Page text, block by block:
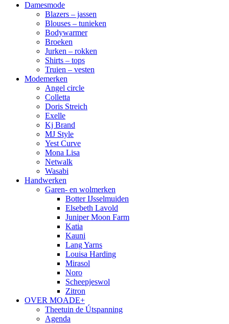
Damesmode
Blazers – jassen
Blouses – tunieken
Bodywarmer
Broeken
Jurken – rokken
Shirts – tops
Truien – vesten
Modemerken
Angel circle
Colletta
Doris Streich
Exelle
Kj Brand
MJ Style
Yest Curve
Mona Lisa
Netwalk
Wasabi
Handwerken
Garen- en wolmerken
Botter IJsselmuiden
Elsebeth Lavold
Juniper Moon Farm
Katia
Kauni
Lang Yarns
Louisa Harding
Mirasol
Noro
Scheepjeswol
Zitron
OVER MOADE+
Theetuin de Útspanning
Agenda